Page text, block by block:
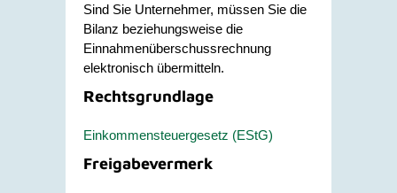
Sind Sie Unternehmer, müssen Sie die
Bilanz beziehungsweise die
Einnahmenüberschussrechnung
elektronisch übermitteln.
Rechtsgrundlage
Einkommensteuergesetz (EStG)
Freigabevermerk